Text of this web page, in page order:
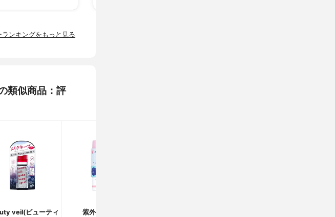
ンキングをもっと見る
類似商品：評
veil(ビューティ
紫外線予報